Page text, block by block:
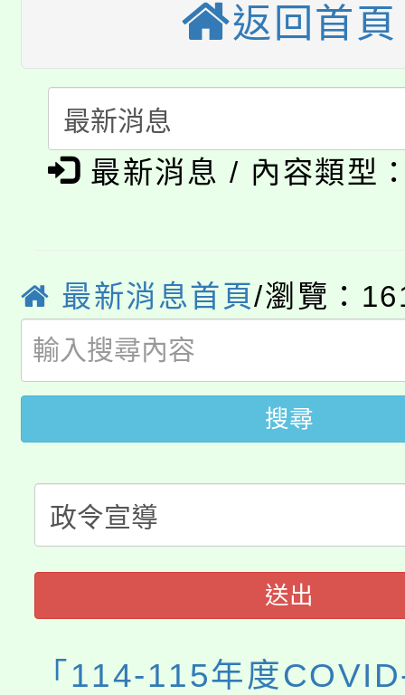
半價優惠，詳情可洽有
者。
份教師增能研習
大溪自造教育及科技
份教師研習
淨零綠生活教案入校路
會
115年食農教育專業人
程
「本色祭」8/29、30在
局官網。
8月14至27日，桃園電
開!
115年桃園市運動會8/
田徑場及游泳池舉行。
桃園市低收入戶享有免
視費優惠，中低收入戶
半價優惠，詳情可洽有
者。
大園自造教育及科技
份教師增能研習
大溪自造教育及科技中
份教師研習
淨零綠生活教案入校路
會
115年食農教育專業人
程
返回首頁
最新消息 / 內容類型
最新消息首頁/瀏覽：
搜尋
送出
「114-115年度